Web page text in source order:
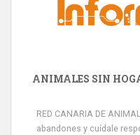
ANIMALES SIN
RED CANARIA DE
abandones y cuídale